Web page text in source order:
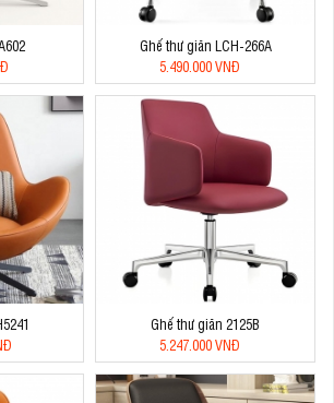
Ghế thư giãn LCH-266A
5.490.000 VNĐ
Ghế thư giãn 2125B
5.247.000 VNĐ